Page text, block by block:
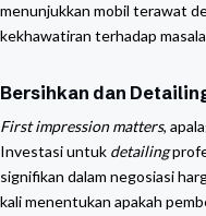
menunjukkan mobil terawat
kekhawatiran terhadap
Bersihkan dan
First impression matters,
Investasi untuk detailing
signifikan dalam negosiasi
kali menentukan apakah